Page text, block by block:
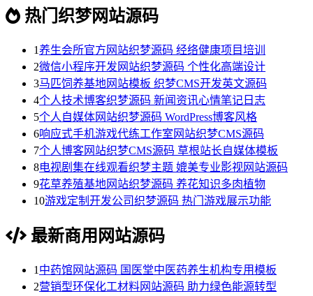
热门织梦网站源码
1养生会所官方网站织梦源码 经络健康项目培训
2微信小程序开发网站织梦源码 个性化高端设计
3马匹饲养基地网站模板 织梦CMS开发英文源码
4个人技术博客织梦源码 新闻资讯心情笔记日志
5个人自媒体网站织梦源码 WordPress博客风格
6响应式手机游戏代练工作室网站织梦CMS源码
7个人博客网站织梦CMS源码 草根站长自媒体模板
8电视剧集在线观看织梦主题 媲美专业影视网站源码
9花草养殖基地网站织梦源码 养花知识多肉植物
10游戏定制开发公司织梦源码 热门游戏展示功能
最新商用网站源码
1 中药馆网站源码 国医堂中医药养生机构专用模板
2营销型环保化工材料网站源码 助力绿色能源转型